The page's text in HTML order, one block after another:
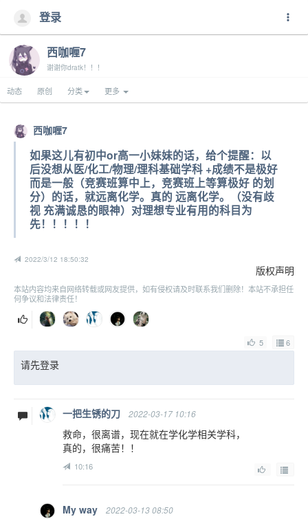
登录
西咖喱7
谢谢你dratk！！！
动态 原创 分类 更多
西咖喱7
如果这儿有初中or高一小妹妹的话，给个提醒：以
后没想从医/化工/物理/理科基础学科 +成绩不是极好
而是一般（竞赛班算中上，竞赛班上等算极好 的划
分）的话，就远离化学。真的 远离化学。（没有歧
视 充满诚恳的眼神）对理想专业有用的科目为
先！！！！！
2022/3/12 18:50:32
版权声明
本站内容均来自网络转载或网友提供，如有侵权请及时联系我们删除！本站不承担任
何争议和法律责任！
5 6
请先登录
一把生锈的刀 2022-03-17 10:16
救命，很离谱，现在就在学化学相关学科，
真的，很痛苦！！
10:16
My way 2022-03-13 08:50